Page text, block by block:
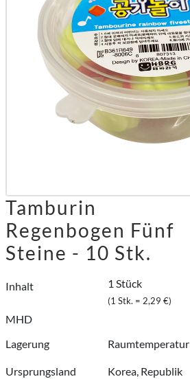
Tamburin
Regenbogen Fünf
Steine - 10 Stk.
Inhalt 1 Stück
(1 Stk. = 2,29 €)
MHD
Lagerung
Raumtemperatur
Ursprungsland Korea, Republik